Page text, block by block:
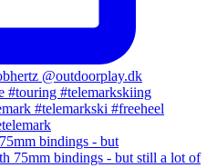
bindings - but